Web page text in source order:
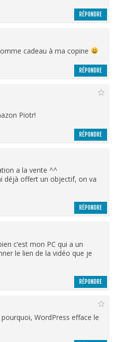
RÉPONDRE
cadeau à ma copine
RÉPONDRE
Piotr!
RÉPONDRE
a la vente ^^
déjà offert un objectif, on va
RÉPONDRE
c’est mon PC qui a un
le lien de la vidéo que je
RÉPONDRE
pourquoi, WordPress efface le